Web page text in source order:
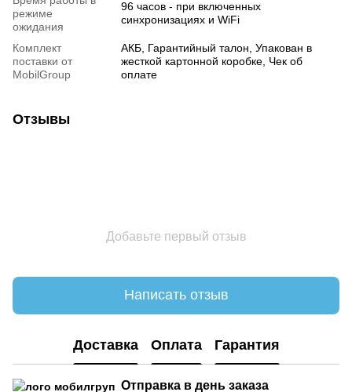
режиме
ожидания
96 часов - при включенных
синхронизациях и WiFi
Комплект
поставки от
MobilGroup
АКБ, Гарантийный талон, Упакован в
жесткой картонной коробке, Чек об
оплате
Отзывы
Добавьте первый отзыв
Написать отзыв
Доставка Оплата Гарантия
Отправка в день заказа